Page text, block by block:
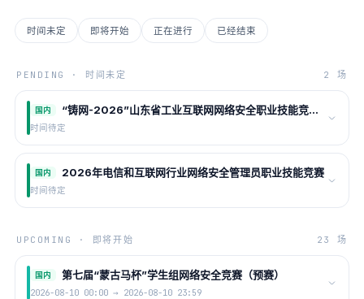
时间未定 即将开始 正在进行 已经结束
PENDING · 时间未定 2 场
国内 “铸网-2026”山东省工业互联网网络安全职业技能竞赛暨攻防演练（鲁智杯）
时间待定
国内 2026年电信和互联网行业网络安全管理员职业技能竞赛
时间待定
UPCOMING · 即将开始 23 场
国内 第七届“蒙古马杯”学生组网络安全竞赛（预赛）
2026-08-10 00:00 → 2026-08-10 23:59